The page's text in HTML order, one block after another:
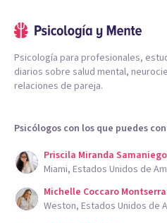
Psicología para profesionales,
diarios sobre salud mental,
relaciones de pareja.
Psicólogos con los que puedes
Priscila Miranda Samaniego
Miami, Estados Unidos de
Michelle Coccaro
Weston, Estados Unidos de